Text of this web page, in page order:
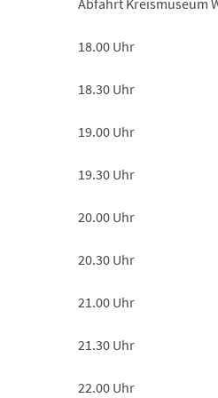
Abfahrt Kreismuseum
18.00 Uhr
18.30 Uhr
19.00 Uhr
19.30 Uhr
20.00 Uhr
20.30 Uhr
21.00 Uhr
21.30 Uhr
22.00 Uhr